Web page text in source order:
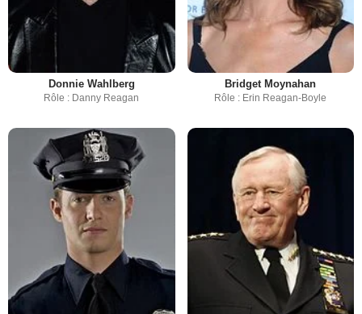
Donnie Wahlberg
Rôle : Danny Reagan
Bridget Moynahan
Rôle : Erin Reagan-Boyle